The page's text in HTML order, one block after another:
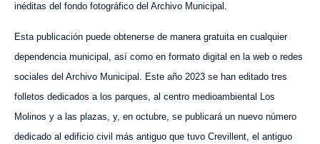
inéditas del fondo fotográfico del Archivo Municipal.
Esta publicación puede obtenerse de manera gratuita en cualquier
dependencia municipal, así como en formato digital en la web o redes
sociales del Archivo Municipal. Este año 2023 se han editado tres
folletos dedicados a los parques, al centro medioambiental Los
Molinos y a las plazas, y, en octubre, se publicará un nuevo número
dedicado al edificio civil más antiguo que tuvo Crevillent, el antiguo